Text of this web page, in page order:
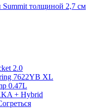
Summit толщиной 2,7 см
2.0
7622YB XL
0.47L
+ Hybrid